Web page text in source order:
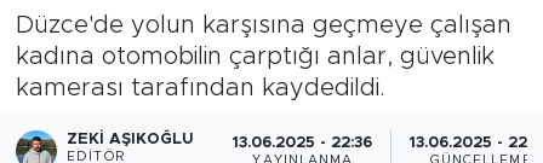
Düzce'de yolun karşısına geçmeye çalışan
kadına otomobilin çarptığı anlar, güvenlik
kamerası tarafından kaydedildi.
ZEKI AŞIKOĞLU
EDITÖR
13.06.2025 - 22:36
YAYINLANMA
13.06.2025 -
GÜNCELLEME
Yerel Haber
Öncü Radyo Dinle
Öncü TV İzle
Tüm Manşetler
Son Dakika Haberleri
Haber Arşivi